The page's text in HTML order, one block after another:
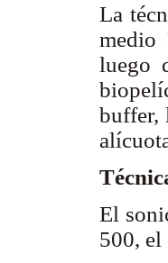
La
medio
luego
buffer,
El
500, el